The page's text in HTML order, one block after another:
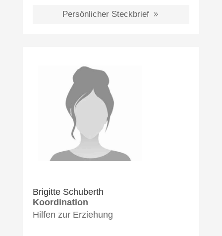
Persönlicher Steckbrief
Brigitte Schuberth
Koordination
Hilfen zur Erziehung